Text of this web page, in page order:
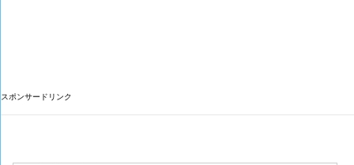
スポンサードリンク